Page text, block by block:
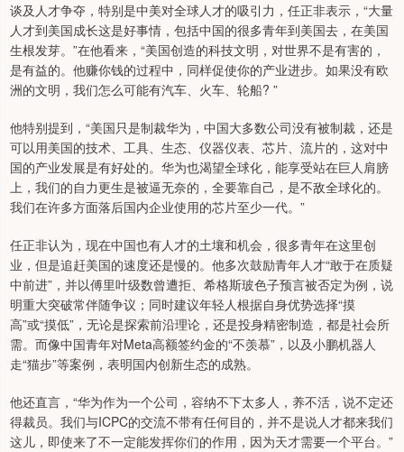
谈及人才争夺，特别是中美对全球人才的吸引力，任正非表示，“大量
人才到美国成长这是好事情，包括中国的很多青年到美国去，在美国
生根发芽。”在他看来，“美国创造的科技文明，对世界不是有害的，
是有益的。他赚你钱的过程中，同样促使你的产业进步。如果没有欧
洲的文明，我们怎么可能有汽车、火车、轮船? ”
他特别提到，“美国只是制裁华为，中国大多数公司没有被制裁，还是
可以用美国的技术、工具、生态、仪器仪表、芯片、流片的，这对中
国的产业发展是有好处的。华为也渴望全球化，能享受站在巨人肩膀
上，我们的自力更生是被逼无奈的，全要靠自己，是不敌全球化的。
我们在许多方面落后国内企业使用的芯片至少一代。”
任正非认为，现在中国也有人才的土壤和机会，很多青年在这里创
业，但是追赶美国的速度还是慢的。他多次鼓励青年人才“敢于在质疑
中前进”，并以傅里叶级数曾遭拒、希格斯玻色子预言被否定为例，说
明重大突破常伴随争议；同时建议年轻人根据自身优势选择“摸
高”或“摸低”，无论是探索前沿理论，还是投身精密制造，都是社会所
需。而像中国青年对Meta高额签约金的“不羡慕”，以及小鹏机器人
走“猫步”等案例，表明国内创新生态的成熟。
他还直言，“华为作为一个公司，容纳不下太多人，养不活，说不定还
得裁员。我们与ICPC的交流不带有任何目的，并不是说人才都来我们
这儿，即使来了不一定能发挥你们的作用，因为天才需要一个平台。”